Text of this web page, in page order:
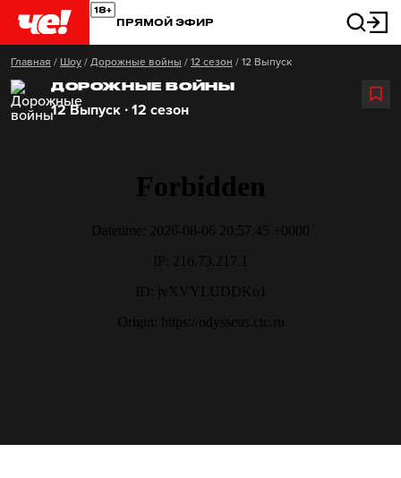
ПРЯМОЙ ЭФИР
Главная / Шоу / Дорожные войны / 12 сезон / 12 Выпуск
ДОРОЖНЫЕ ВОЙНЫ
12 Выпуск ∙ 12 сезон